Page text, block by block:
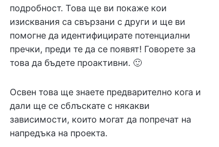
подробност. Това ще ви покаже кои
изисквания са свързани с други и ще ви
помогне да идентифицирате потенциални
пречки, преди те да се появят! Говорете за
това да бъдете проактивни. 🙂
Освен това ще знаете предварително кога и
дали ще се сблъскате с някакви
зависимости, които могат да попречат на
напредъка на проекта.